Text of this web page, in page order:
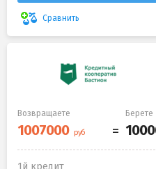
Сравнить
Возвращаете Берете